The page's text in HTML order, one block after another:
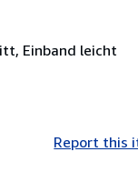
Einband leicht
Report this